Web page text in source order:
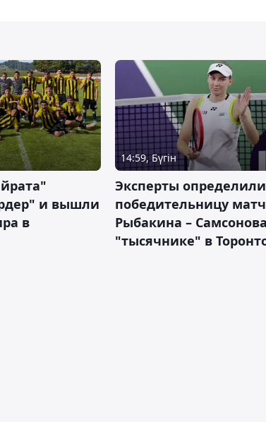
и вышли
в
14:59, Бүгін
Эксперты определили
победительницу
Рыбакина –
"тысячнике" в